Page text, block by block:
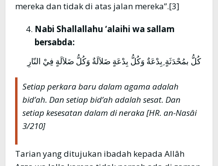
mereka dan tidak di atas jalan mereka”.[3]
Nabi Shallallahu ‘alaihi wa sallam
bersabda:
كُلُّ بمُحْدَثَةٍ ِبِدْعَةٌ وَكُلُّ بِدْعَةٍ ضَلاَلَةٌ وَكُلُّ ضَلاَلَةٍ فِيْ النّارِ
Setiap perkara baru dalam agama adalah
bid’ah. Dan setiap bid’ah adalah sesat. Dan
setiap kesesatan dalam di neraka [HR. an-Nasâi
3/210]
Tarian yang ditujukan ibadah kepada Allâh